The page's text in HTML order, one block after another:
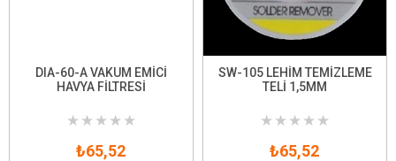
DIA-60-A VAKUM EMİCİ
HAVYA FİLTRESİ
★ ★ ★ ★ ★
₺65,52
SW-105 LEHİM TEMİZLEME
TELİ 1,5MM
★ ★ ★ ★ ★
₺65,52